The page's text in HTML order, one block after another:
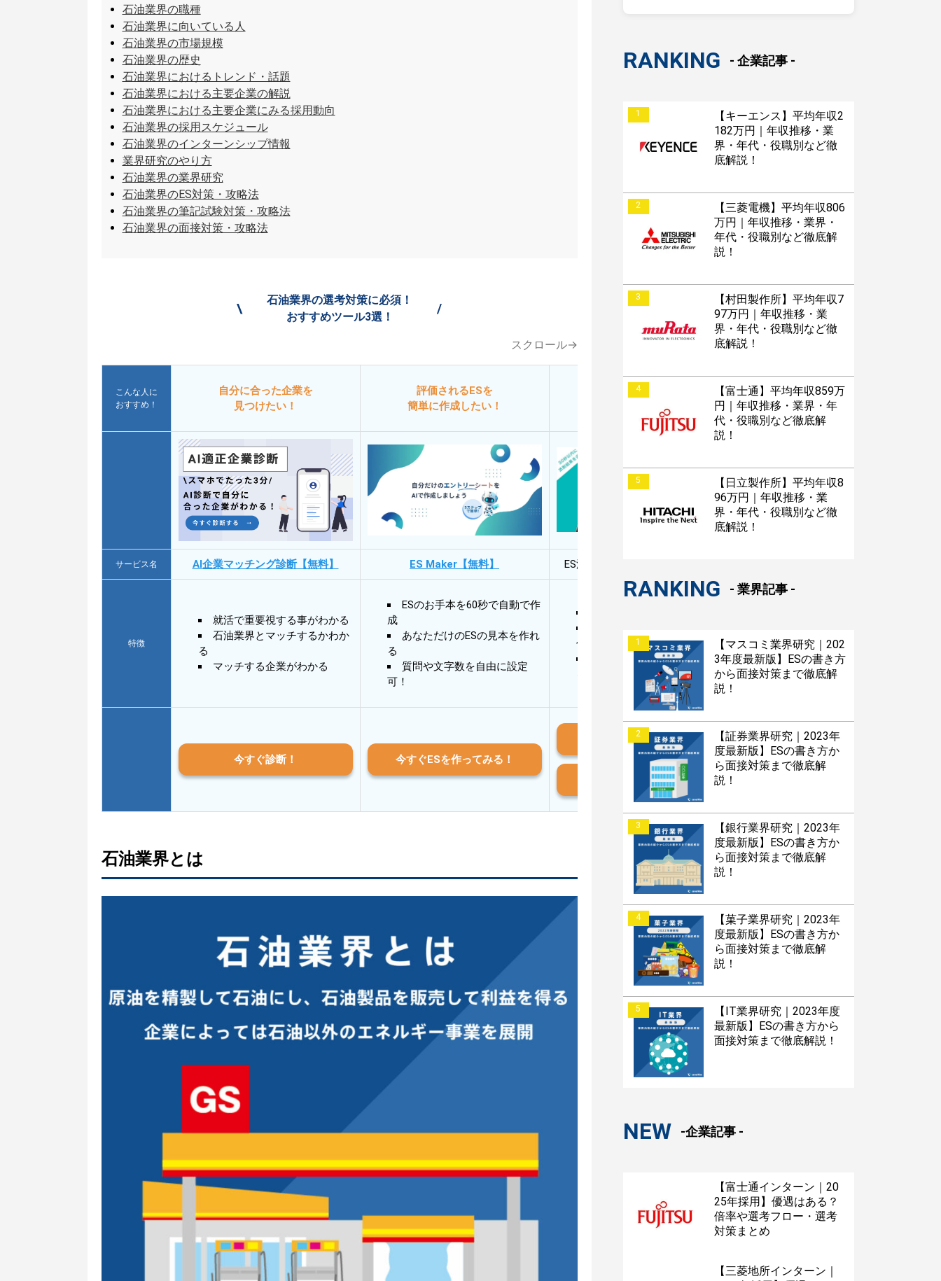
石油業界の職種
石油業界に向いている人
石油業界の市場規模
石油業界の歴史
石油業界におけるトレンド・話題
石油業界における主要企業の解説
石油業界における主要企業にみる採用動向
石油業界の採用スケジュール
石油業界のインターンシップ情報
業界研究のやり方
石油業界の業界研究
石油業界のES対策・攻略法
石油業界の筆記試験対策・攻略法
石油業界の面接対策・攻略法
\
石油業界の選考対策に必須！
おすすめツール3選！
/
スクロール→
こんな人に
おすすめ！
自分に合った企業を
見つけたい！
評価されるESを
簡単に作成したい！
今すぐESを
添削してほしい！
サービス名 AI企業マッチング診断【無料】 ES Maker【無料】 ES添削・面接対策アプリ【無料】
特徴
就活で重要視する事がわかる
石油業界とマッチするかわか
る
マッチする企業がわかる
ESのお手本を60秒で自動で作
成
あなただけのESの見本を作れ
る
質問や文字数を自由に設定
可！
作成
AIと対話して面接練習ができ
今すぐ診断！ 今すぐESを作ってみる！
iOS版はこちら
Android版はこちら
石油業界とは
RANKING - 企業記事 -
1
【キーエンス】平均年収2
182万円｜年収推移・業
界・年代・役職別など徹
底解説！
2
【三菱電機】平均年収806
万円｜年収推移・業界・
年代・役職別など徹底解
説！
3
【村田製作所】平均年収7
97万円｜年収推移・業
界・年代・役職別など徹
底解説！
4
【富士通】平均年収859万
円｜年収推移・業界・年
代・役職別など徹底解
説！
5
【日立製作所】平均年収8
96万円｜年収推移・業
界・年代・役職別など徹
底解説！
RANKING - 業界記事 -
1
【マスコミ業界研究｜202
3年度最新版】ESの書き方
から面接対策まで徹底解
説！
2
【証券業界研究｜2023年
度最新版】ESの書き方か
ら面接対策まで徹底解
説！
3
【銀行業界研究｜2023年
度最新版】ESの書き方か
ら面接対策まで徹底解
説！
4
【菓子業界研究｜2023年
度最新版】ESの書き方か
ら面接対策まで徹底解
説！
5
【IT業界研究｜2023年度
最新版】ESの書き方から
面接対策まで徹底解説！
NEW -企業記事 -
【富士通インターン｜20
25年採用】優遇はある？
倍率や選考フロー・選考
対策まとめ
【三菱地所インターン｜